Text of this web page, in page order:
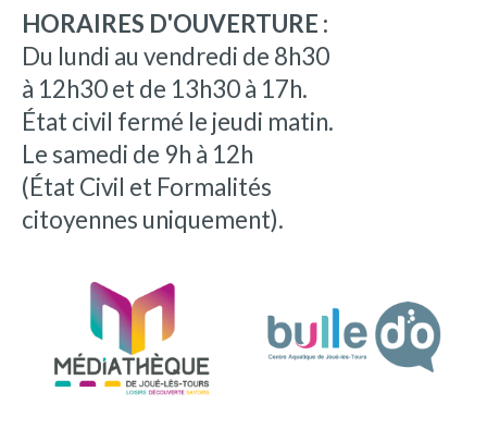
HORAIRES D'OUVERTURE :
Du lundi au vendredi de 8h30
à 12h30 et de 13h30 à 17h.
État civil fermé le jeudi matin.
Le samedi de 9h à 12h
(État Civil et Formalités
citoyennes uniquement).